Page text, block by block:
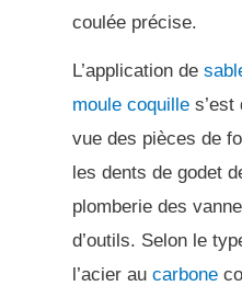
coulée précise.
L’application de
moule coquille
vue des pièces de
les dents de godet
plomberie des
d’outils. Selon le
l’acier aucarbone